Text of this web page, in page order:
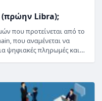
(πρώην Libra);
που προτείνεται από το
που αναμένεται να
ψηφιακές πληρωμές και…